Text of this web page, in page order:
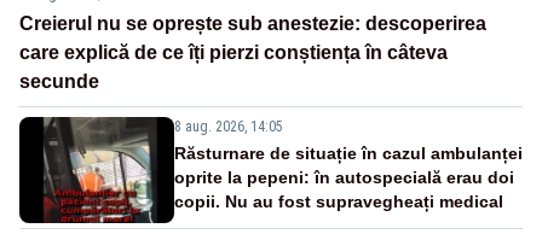
Creierul nu se oprește sub anestezie: descoperirea
care explică de ce îți pierzi conștiența în câteva
secunde
8 aug. 2026, 14:05
Răsturnare de situație în cazul ambulanței
oprite la pepeni: în autospecială erau doi
copii. Nu au fost supravegheați medical